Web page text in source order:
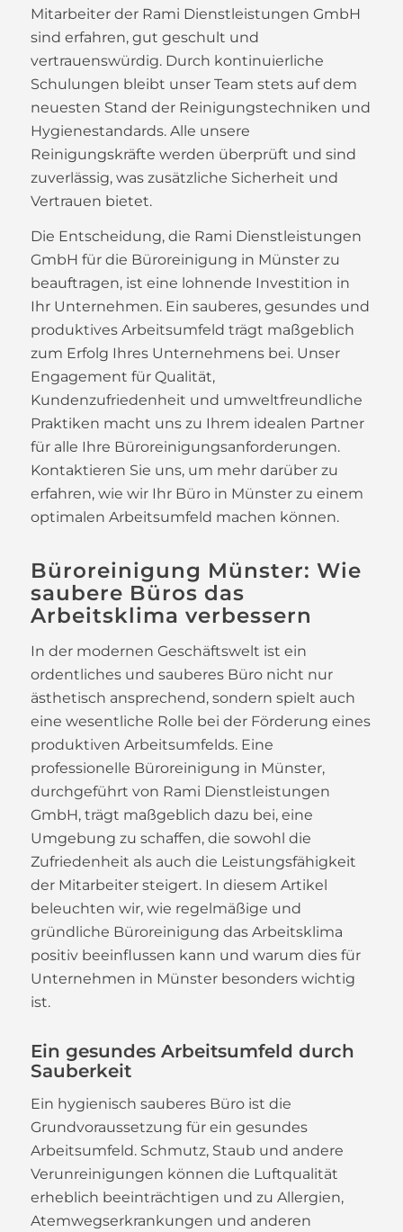
Mitarbeiter der Rami Dienstleistungen GmbH
sind erfahren, gut geschult und
vertrauenswürdig. Durch kontinuierliche
Schulungen bleibt unser Team stets auf dem
neuesten Stand der Reinigungstechniken und
Hygienestandards. Alle unsere
Reinigungskräfte werden überprüft und sind
zuverlässig, was zusätzliche Sicherheit und
Vertrauen bietet.
Die Entscheidung, die Rami Dienstleistungen
GmbH für die Büroreinigung in Münster zu
beauftragen, ist eine lohnende Investition in
Ihr Unternehmen. Ein sauberes, gesundes und
produktives Arbeitsumfeld trägt maßgeblich
zum Erfolg Ihres Unternehmens bei. Unser
Engagement für Qualität,
Kundenzufriedenheit und umweltfreundliche
Praktiken macht uns zu Ihrem idealen Partner
für alle Ihre Büroreinigungsanforderungen.
Kontaktieren Sie uns, um mehr darüber zu
erfahren, wie wir Ihr Büro in Münster zu einem
optimalen Arbeitsumfeld machen können.
Büroreinigung Münster: Wie
saubere Büros das
Arbeitsklima verbessern
In der modernen Geschäftswelt ist ein
ordentliches und sauberes Büro nicht nur
ästhetisch ansprechend, sondern spielt auch
eine wesentliche Rolle bei der Förderung eines
produktiven Arbeitsumfelds. Eine
professionelle Büroreinigung in Münster,
durchgeführt von Rami Dienstleistungen
GmbH, trägt maßgeblich dazu bei, eine
Umgebung zu schaffen, die sowohl die
Zufriedenheit als auch die Leistungsfähigkeit
der Mitarbeiter steigert. In diesem Artikel
beleuchten wir, wie regelmäßige und
gründliche Büroreinigung das Arbeitsklima
positiv beeinflussen kann und warum dies für
Unternehmen in Münster besonders wichtig
ist.
Ein gesundes Arbeitsumfeld durch
Sauberkeit
Ein hygienisch sauberes Büro ist die
Grundvoraussetzung für ein gesundes
Arbeitsumfeld. Schmutz, Staub und andere
Verunreinigungen können die Luftqualität
erheblich beeinträchtigen und zu Allergien,
Atemwegserkrankungen und anderen